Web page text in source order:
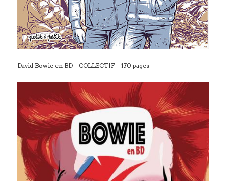
David Bowie en BD – COLLECTIF – 170 pages